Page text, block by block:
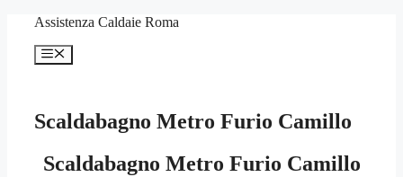
contenuto
Assistenza Caldaie Roma
Menu
Scaldabagno Metro Furio Camillo
Scaldabagno Metro Furio Camillo